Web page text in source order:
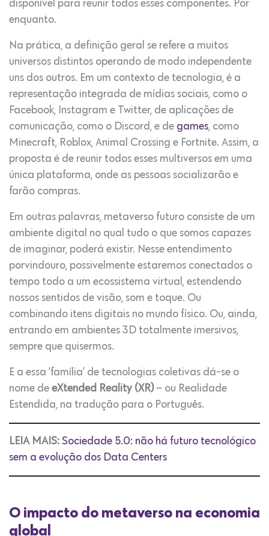
disponível para reunir todos esses componentes. Por
enquanto.
Na prática, a definição geral se refere a muitos
universos distintos operando de modo independente
uns dos outros. Em um contexto de tecnologia, é a
representação integrada de mídias sociais, como o
Facebook, Instagram e Twitter, de aplicações de
comunicação, como o Discord, e de games, como
Minecraft, Roblox, Animal Crossing e Fortnite. Assim, a
proposta é de reunir todos esses multiversos em uma
única plataforma, onde as pessoas socializarão e
farão compras.
Em outras palavras, metaverso futuro consiste de um
ambiente digital no qual tudo o que somos capazes
de imaginar, poderá existir. Nesse entendimento
porvindouro, possivelmente estaremos conectados o
tempo todo a um ecossistema virtual, estendendo
nossos sentidos de visão, som e toque. Ou
combinando itens digitais no mundo físico. Ou, ainda,
entrando em ambientes 3D totalmente imersivos,
sempre que quisermos.
E a essa ‘família’ de tecnologias coletivas dá-se o
nome de eXtended Reality (XR) – ou Realidade
Estendida, na tradução para o Português.
LEIA MAIS: Sociedade 5.0: não há futuro tecnológico
sem a evolução dos Data Centers
O impacto do metaverso na economia
global